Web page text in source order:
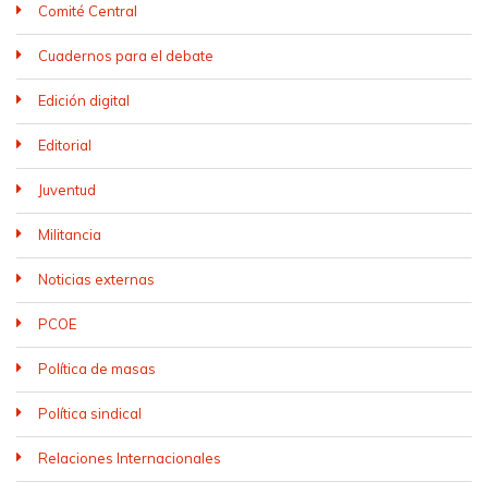
Comité Central
Cuadernos para el debate
Edición digital
Editorial
Juventud
Militancia
Noticias externas
PCOE
Política de masas
Política sindical
Relaciones Internacionales